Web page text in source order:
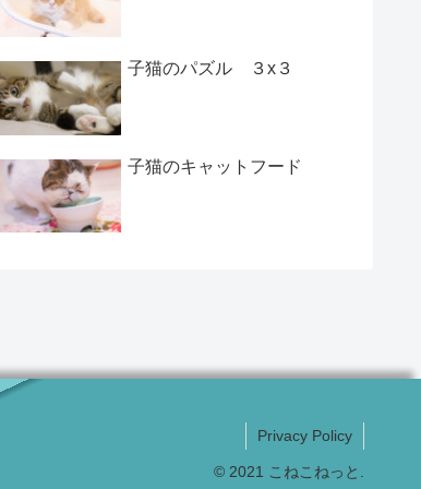
子猫のパズル ３x３
子猫のキャットフード
Privacy Policy
© 2021 こねこねっと.